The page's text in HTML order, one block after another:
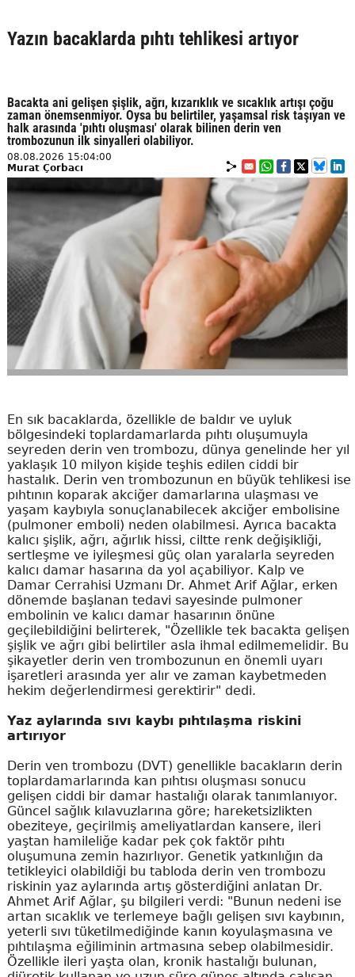
Yazın bacaklarda pıhtı tehlikesi artıyor
Bacakta ani gelişen şişlik, ağrı, kızarıklık ve sıcaklık artışı çoğu
zaman önemsenmiyor. Oysa bu belirtiler, yaşamsal risk taşıyan ve
halk arasında 'pıhtı oluşması' olarak bilinen derin ven
trombozunun ilk sinyalleri olabiliyor.
08.08.2026 15:04:00
Murat Çorbacı
En sık bacaklarda, özellikle de baldır ve uyluk
bölgesindeki toplardamarlarda pıhtı oluşumuyla
seyreden derin ven trombozu, dünya genelinde her yıl
yaklaşık 10 milyon kişide teşhis edilen ciddi bir
hastalık. Derin ven trombozunun en büyük tehlikesi ise
pıhtının koparak akciğer damarlarına ulaşması ve
yaşam kaybıyla sonuçlanabilecek akciğer embolisine
(pulmoner emboli) neden olabilmesi. Ayrıca bacakta
kalıcı şişlik, ağrı, ağırlık hissi, ciltte renk değişikliği,
sertleşme ve iyileşmesi güç olan yaralarla seyreden
kalıcı damar hasarına da yol açabiliyor. Kalp ve
Damar Cerrahisi Uzmanı Dr. Ahmet Arif Ağlar, erken
dönemde başlanan tedavi sayesinde pulmoner
embolinin ve kalıcı damar hasarının önüne
geçilebildiğini belirterek, "Özellikle tek bacakta gelişen
şişlik ve ağrı gibi belirtiler asla ihmal edilmemelidir. Bu
şikayetler derin ven trombozunun en önemli uyarı
işaretleri arasında yer alır ve zaman kaybetmeden
hekim değerlendirmesi gerektirir" dedi.
Yaz aylarında sıvı kaybı pıhtılaşma riskini
artırıyor
Derin ven trombozu (DVT) genellikle bacakların derin
toplardamarlarında kan pıhtısı oluşması sonucu
gelişen ciddi bir damar hastalığı olarak tanımlanıyor.
Güncel sağlık kılavuzlarına göre; hareketsizlikten
obeziteye, geçirilmiş ameliyatlardan kansere, ileri
yaştan hamileliğe kadar pek çok faktör pıhtı
oluşumuna zemin hazırlıyor. Genetik yatkınlığın da
tetikleyici olabildiği bu tabloda derin ven trombozu
riskinin yaz aylarında artış gösterdiğini anlatan Dr.
Ahmet Arif Ağlar, şu bilgileri verdi: "Bunun nedeni ise
artan sıcaklık ve terlemeye bağlı gelişen sıvı kaybının,
yeterli sıvı tüketilmediğinde kanın koyulaşmasına ve
pıhtılaşma eğiliminin artmasına sebep olabilmesidir.
Özellikle ileri yaşta olan, kronik hastalığı bulunan,